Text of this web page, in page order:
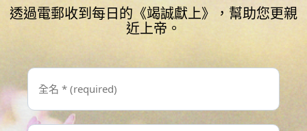
透過電郵收到每日的《竭誠獻上》，幫助您更親
近上帝。